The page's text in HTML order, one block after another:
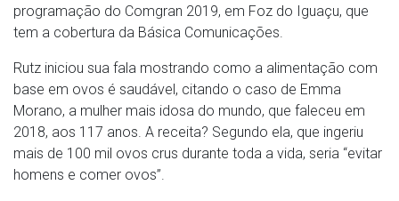
programação do Comgran 2019, em Foz do Iguaçu, que
tem a cobertura da Básica Comunicações.
Rutz iniciou sua fala mostrando como a alimentação com
base em ovos é saudável, citando o caso de Emma
Morano, a mulher mais idosa do mundo, que faleceu em
2018, aos 117 anos. A receita? Segundo ela, que ingeriu
mais de 100 mil ovos crus durante toda a vida, seria “evitar
homens e comer ovos”.